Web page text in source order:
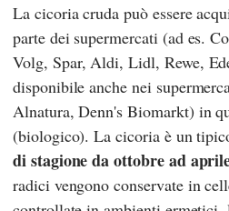
La cicoria cruda può essere
parte dei supermercati (ad es.
Volg, Spar, Aldi,Lidl, Rewe,
disponibile anche nei
Alnatura,Denn's Biomarkt) in
(biologico). La cicoria è un
di stagione da ottobre ad
radici vengono conservate in